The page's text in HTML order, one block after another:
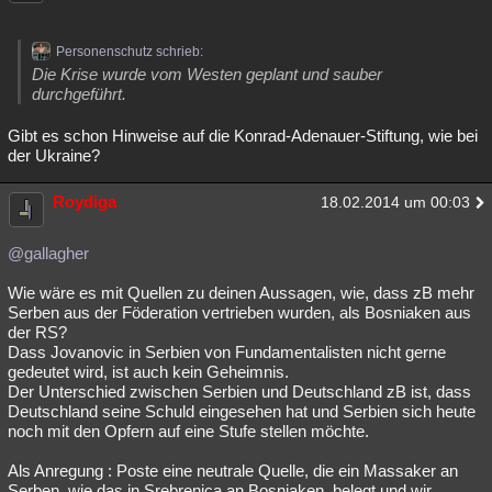
Personenschutz schrieb:
Die Krise wurde vom Westen geplant und sauber
durchgeführt.
Gibt es schon Hinweise auf die Konrad-Adenauer-Stiftung, wie bei
der Ukraine?
Roydiga 18.02.2014 um 00:03
@gallagher
Wie wäre es mit Quellen zu deinen Aussagen, wie, dass zB mehr
Serben aus der Föderation vertrieben wurden, als Bosniaken aus
der RS?
Dass Jovanovic in Serbien von Fundamentalisten nicht gerne
gedeutet wird, ist auch kein Geheimnis.
Der Unterschied zwischen Serbien und Deutschland zB ist, dass
Deutschland seine Schuld eingesehen hat und Serbien sich heute
noch mit den Opfern auf eine Stufe stellen möchte.
Als Anregung : Poste eine neutrale Quelle, die ein Massaker an